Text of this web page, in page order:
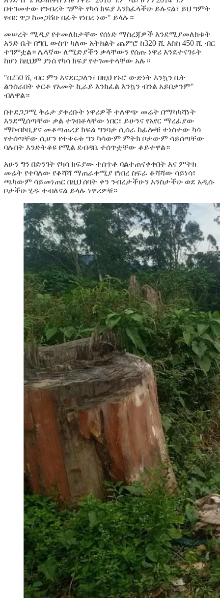
በተገመተው የንብረት ግምት የካሳ ክፍያ እንክፈላችሁ ይሉናል፣ ይህ ግምት
የብር ዋጋ ከመጋሸቡ በፊት የነበረ ነው" ይላሉ።
መሠረት ሚዲያ የተመለከታቸው የሰነድ ማስረጃዎች እንደሚያመለክቱት
አንድ ቤት በግቢ ውስጥ ካለው አትክልት ጨምሮ ከ320 ሺ እስከ 450 ሺ ብር
ተገምቷል። ሌላኛው ለሚድያችን ቃላቸውን የሰጡ ነዋሪ እንደተናገሩት
ከሆነ ከዚህም ያነሰ የካሳ ክፍያ የተገመተላቸው አሉ።
"በ250 ሺ ብር ምን እናደርጋለን፣ በዚህ የኑሮ ውድነት እንኳን ቤት
ልንሰራበት ቀርቶ የአመት ኪራይ እንክፈል እንኳን ብንል አይበቃንም"
ብለዋል።
በተደጋጋሚ ቅሬታ ያቀረቡት ነዋሪዎች ተለዋጭ መሬት በማካካሻነት
እንደሚሰጣቸው ቃል ተገብቶላቸው ነበር፣ ይሁንና የአየር ማረፊያው
ማኮብኮቢያና መቆጣጠሪያ ክፍል ግንባታ ሲሰራ ከፊሎቹ ተነስተው ካሳ
የተሰጣቸው ሲሆን የተቀሩቱ ግን ካሳውም ምትክ ቦታውም ሳይሰጣቸው
ባሉበት እንድትቆዩ የሚል ደብዳቤ ተሰጥቷቸው ቆይተዋል።
አሁን ግን በድንገት የካሳ ክፍያው ተሰጥቶ ባልተጠናቀቀበት እና ምትክ
መሬት የተባለው የቆሻሻ ማጠራቀሚያ የነበረ ስፍራ ቆሻሻው ሳይነሳ፣
ጫካውም ሳይመነጠር በዚህ ሰባት ቀን ንብረታችሁን አንስታችሁ ወደ አዲሱ
ቦታችሁ ሂዱ ተብለናል ይላሉ ነዋሪዎቹ።